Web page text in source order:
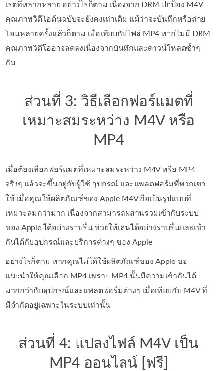
เรตที่หลากหลาย อย่างไรก็ตาม เนื่องจาก DRM ปกป้อง M4V
คุณภาพวิดีโอต้นฉบับจะยังคงเท่าเดิม แม้ว่าจะบันทึกหรือถ่าย
โอนหลายครั้งแล้วก็ตาม เมื่อเทียบกับไฟล์ MP4 หากไม่มี DRM
คุณภาพวิดีโออาจลดลงเนื่องจากบันทึกและดาวน์โหลดซ้ำๆ
กัน
ส่วนที่ 3: วิธีเลือกฟอร์แมตที่
เหมาะสมระหว่าง M4V หรือ
MP4
เมื่อต้องเลือกฟอร์แมตที่เหมาะสมระหว่าง M4V หรือ MP4
จริงๆ แล้วจะขึ้นอยู่กับผู้ใช้ อุปกรณ์ และแพลตฟอร์มที่พวกเขา
ใช้ เมื่อคุณใช้ผลิตภัณฑ์ของ Apple M4V ถือเป็นรูปแบบที่
เหมาะสมกว่ามาก เนื่องจากสามารถผสานรวมเข้ากับระบบ
ของ Apple ได้อย่างราบรื่น ช่วยให้เล่นได้อย่างราบรื่นและเข้า
กันได้กับอุปกรณ์และบริการต่างๆ ของ Apple
อย่างไรก็ตาม หากคุณไม่ได้ใช้ผลิตภัณฑ์ของ Apple ขอ
แนะนำให้คุณเลือก MP4 เพราะ MP4 นั้นมีความเข้ากันได้
มากกว่ากับอุปกรณ์และแพลตฟอร์มต่างๆ เมื่อเทียบกับ M4V ที่
มีจำกัดอยู่เฉพาะในระบบเท่านั้น
ส่วนที่ 4: แปลงไฟล์ M4V เป็น
MP4 ออนไลน์ [ฟรี]